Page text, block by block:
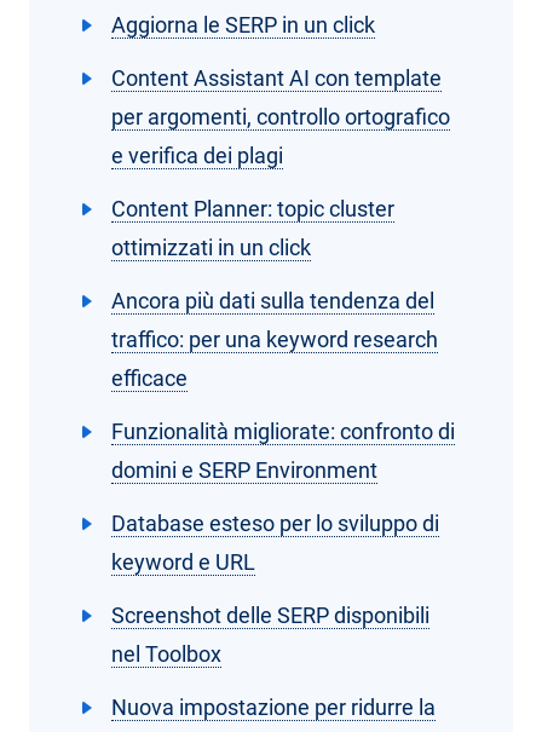
Aggiorna le SERP in un click
Content Assistant AI con template
per argomenti, controllo ortografico
e verifica dei plagi
Content Planner: topic cluster
ottimizzati in un click
Ancora più dati sulla tendenza del
traffico: per una keyword research
efficace
Funzionalità migliorate: confronto di
domini e SERP Environment
Database esteso per lo sviluppo di
keyword e URL
Screenshot delle SERP disponibili
nel Toolbox
Nuova impostazione per ridurre la